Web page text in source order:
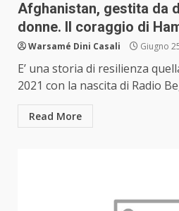
Afghanistan, gestita da
donne. Il coraggio di
Warsamé Dini Casali Giugno
E’ una storia di resilienza
2021 con la nascita di Radio
Read More